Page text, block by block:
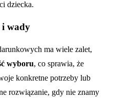
dziecka.
i wady
ma wiele zalet,
wyboru, co sprawia, że
konkretne potrzeby lub
rozwiązanie, gdy nie znamy